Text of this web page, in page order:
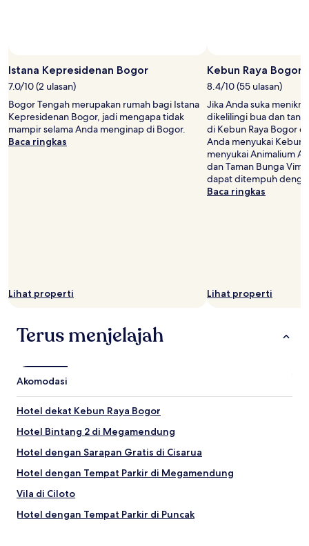
Istana Kepresidenan Bogor
7.0/10 (2 ulasan)
Bogor Tengah merupakan rumah bagi Istana
Kepresidenan Bogor, jadi mengapa tidak
mampir selama Anda menginap di Bogor.
Baca ringkas
Lihat properti
Kebun Raya Bogor
8.4/10 (55 ulasan)
Jika Anda suka
dikelilingi bua dan
di Kebun Raya Bogor
Anda menyukai Kebun
menyukai Animalium
dan Taman Bunga
dapat ditempuh
Baca ringkas
Lihat properti
Terus menjelajah
Akomodasi
Hotel dekat Kebun Raya Bogor
Hotel Bintang 2 di Megamendung
Hotel dengan Sarapan Gratis di Cisarua
Hotel dengan Tempat Parkir di Megamendung
Vila di Ciloto
Hotel dengan Tempat Parkir di Puncak